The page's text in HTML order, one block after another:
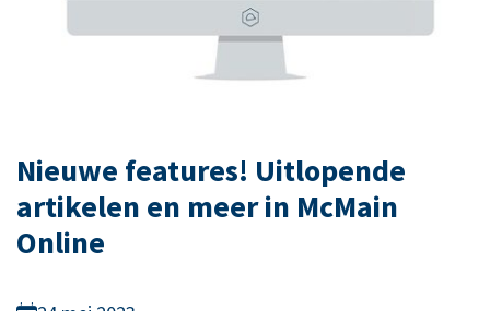
Nieuwe features! Uitlopende
artikelen en meer in McMain
Online